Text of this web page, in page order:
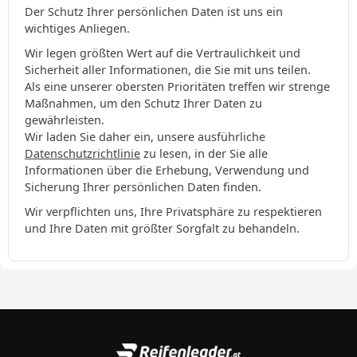
Der Schutz Ihrer persönlichen Daten ist uns ein
wichtiges Anliegen.
Wir legen größten Wert auf die Vertraulichkeit und
Sicherheit aller Informationen, die Sie mit uns teilen.
Als eine unserer obersten Prioritäten treffen wir strenge
Maßnahmen, um den Schutz Ihrer Daten zu
gewährleisten.
Wir laden Sie daher ein, unsere ausführliche
Datenschutzrichtlinie zu lesen, in der Sie alle
Informationen über die Erhebung, Verwendung und
Sicherung Ihrer persönlichen Daten finden.
Wir verpflichten uns, Ihre Privatsphäre zu respektieren
und Ihre Daten mit größter Sorgfalt zu behandeln.